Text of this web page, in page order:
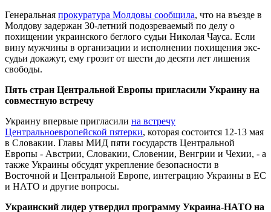
Генеральная прокуратура Молдовы сообщила, что на въезде в
Молдову задержан 30-летний подозреваемый по делу о
похищении украинского беглого судьи Николая Чауса. Если
вину мужчины в организации и исполнении похищения экс-
судьи докажут, ему грозит от шести до десяти лет лишения
свободы.
Пять стран Центральной Европы пригласили Украину на
совместную встречу
Украину впервые пригласили на встречу
Центральноевропейской пятерки, которая состоится 12-13 мая
в Словакии. Главы МИД пяти государств Центральной
Европы - Австрии, Словакии, Словении, Венгрии и Чехии, - а
также Украины обсудят укрепление безопасности в
Восточной и Центральной Европе, интеграцию Украины в ЕС
и НАТО и другие вопросы.
Украинский лидер утвердил программу Украина-НАТО на